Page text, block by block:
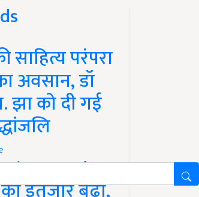
साहित्य परंपरा
अवसान, डॉ
झा को दी गई
Update: